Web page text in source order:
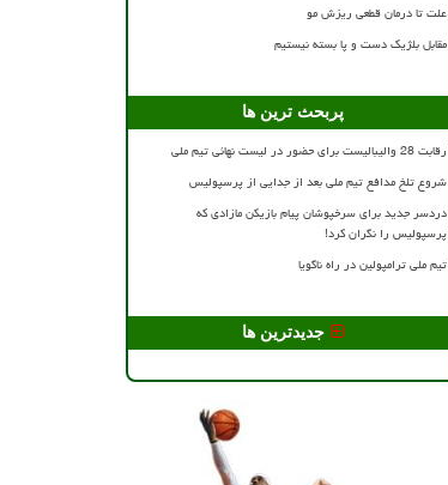
علت تا درمان قطعی ریزش مو
مقابل بلژیک دست و پا بسته نیستیم
پربحث ترین ها
رقابت 28 والیبالیست برای حضور در لیست نهائی تیم ملی
شروع تلخ مدافع تیم ملی بعد از جدایی از پرسپولیس
دردسر جدید برای سرخپوشان پیام بازیکن مازادی که
پرسپولیس را نگران کرد!
تیم ملی ترامپولین در راه ناگویا
جدیدترین ها